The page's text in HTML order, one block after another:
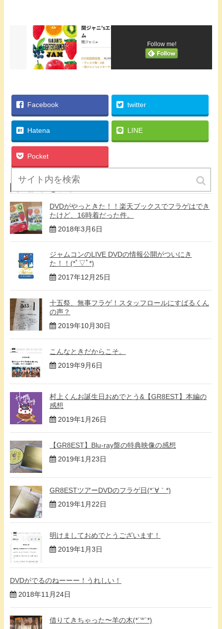
Follow me!
Facebook twitter
Hatena LINE
Pocket
関連記事を表示
DVDがやっときた！！楽天ブックスでフラゲはでき
たけど、16時着だった件。
2018年3月6日
ジャムコンのLIVE DVDの情報公開がついにき
た！！(*ﾟ▽ﾟ*)
2017年12月25日
十五祭、無事フラゲ！スタッフロールにすばるくん
の声？
2019年10月30日
こんなときだからこそ。
2019年9月6日
村上くんお誕生日おめでとう&【GR8EST】本編の
感想
2019年1月26日
【GR8EST】Blu-ray盤の特典映像の感想
2019年1月23日
GR8ESTツアーDVDのフラゲ日(*´∀｀*)
2019年1月22日
明けましておめでとうございます！
2019年1月3日
DVDがでるのねーーー！うれしい！
2018年11月24日
借りてきちゃった〜羊の木(*´꒳`*)